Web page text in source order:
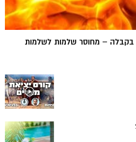
בקבלה – מחוסר שלמות לשלמות